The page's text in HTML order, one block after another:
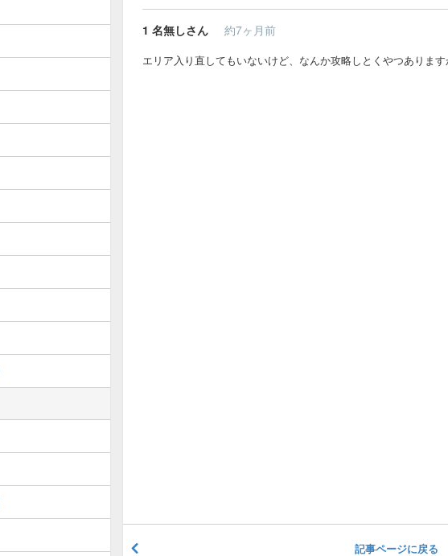
1 名無しさん 約7ヶ月前
エリア入り直してもいないけど、なんか攻略しとくやつあります
記事ページに戻る